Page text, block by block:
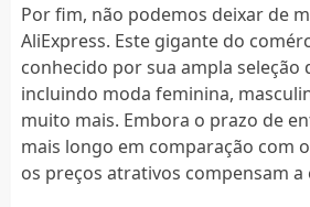
Por fim, não podemos deixar de
AliExpress. Este gigante do
conhecido por sua ampla seleção
incluindo moda feminina,
muito mais. Embora o prazo de
mais longo em comparação com
os preços atrativos compensam a